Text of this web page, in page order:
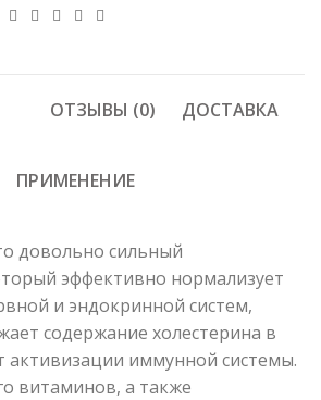
ОТЗЫВЫ (0) ДОСТАВКА
ПРИМЕНЕНИЕ
довольно сильный
эффективно нормализует
и эндокринной систем,
содержание холестерина в
активизации иммунной системы.
витаминов, а также